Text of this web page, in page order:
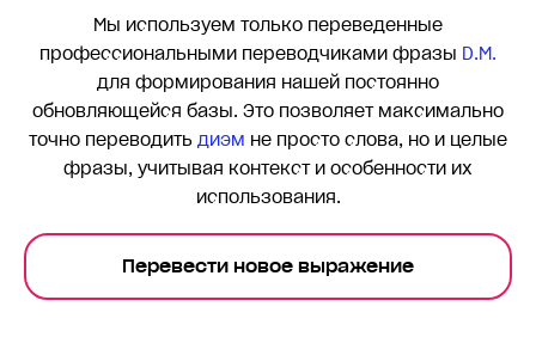
Мы используем только переведенные
профессиональными переводчиками фразы D.M.
для формирования нашей постоянно
обновляющейся базы. Это позволяет максимально
точно переводить диэм не просто слова, но и целые
фразы, учитывая контекст и особенности их
использования.
Перевести новое выражение